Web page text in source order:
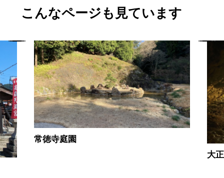
こんなページも見ています
常徳寺庭園
大